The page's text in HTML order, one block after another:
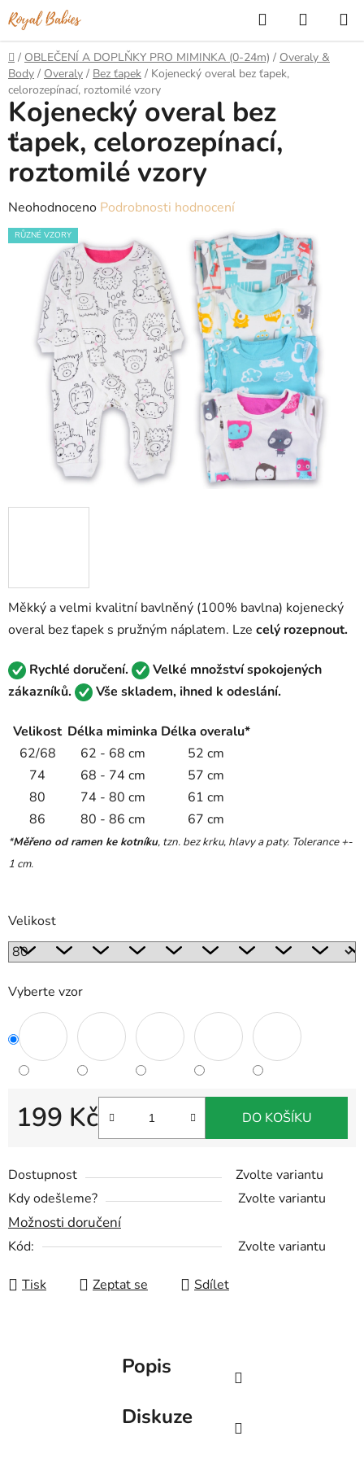
Přejít
na
obsah
Hledat
KOŠÍK
Domů
/ OBLEČENÍ A DOPLŇKY PRO MIMINKA (0-24m) / Overaly &
Body / Overaly / Bez ťapek / Kojenecký overal bez ťapek,
celorozepínací, roztomilé vzory
Měkký a velmi kvalitní bavlněný (100% bavlna) kojenecký
overal bez ťapek s pružným náplatem. Lze celý rozepnout.
Rychlé doručení.
Velké množství spokojených
zákazníků.
Vše skladem, ihned k odeslání.
Velikost Délka miminka Délka overalu*
62/68
62 - 68 cm
52 cm
74
68 - 74 cm
57 cm
80
74 - 80 cm
61 cm
86
80 - 86 cm 67 cm
*Měřeno od ramen ke kotníku, tzn. bez krku, hlavy a paty. Tolerance +-
1 cm.
Velikost
Vyberte vzor
Dostupnost
Zvolte variantu
Kdy odešleme?
Zvolte variantu
Možnosti doručení
Kód: Zvolte variantu
199 Kč DO KOŠÍKU
Tisk Zeptat se Sdílet
Kojenecký overal bez
ťapek, celorozepínací,
roztomilé vzory
Průměrné
hodnocení
produktu
hvězdiček.
Neohodnoceno Podrobnosti hodnocení
RŮZNÉ VZORY
Popis
Diskuze